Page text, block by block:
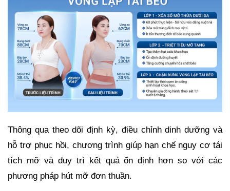
Thông qua theo dõi định kỳ, điều chỉnh dinh dưỡng và
hỗ trợ phục hồi, chương trình giúp hạn chế nguy cơ tái
tích mỡ và duy trì kết quả ổn định hơn so với các
phương pháp hút mỡ đơn thuần.